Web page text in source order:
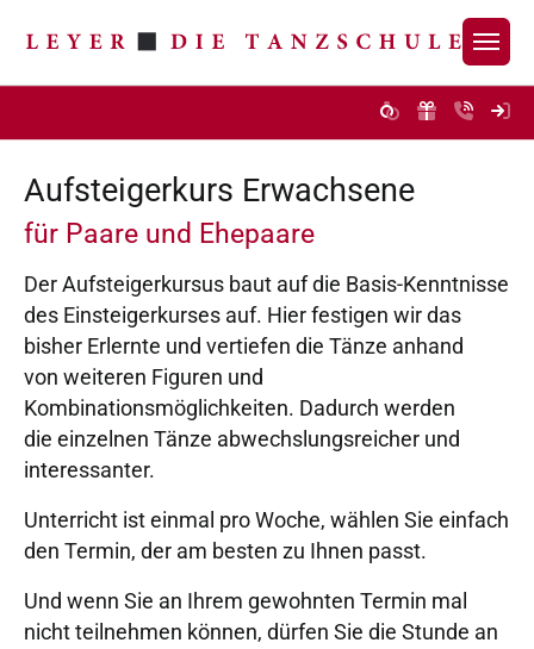
Aufsteigerkurs Erwachsene
für Paare und Ehepaare
Der Aufsteigerkursus baut auf die Basis-Kenntnisse
des Einsteigerkurses auf. Hier festigen wir das
bisher Erlernte und vertiefen die Tänze anhand
von weiteren Figuren und
Kombinationsmöglichkeiten. Dadurch werden
die einzelnen Tänze abwechslungsreicher und
interessanter.
Unterricht ist einmal pro Woche, wählen Sie einfach
den Termin, der am besten zu Ihnen passt.
Und wenn Sie an Ihrem gewohnten Termin mal
nicht teilnehmen können, dürfen Sie die Stunde an